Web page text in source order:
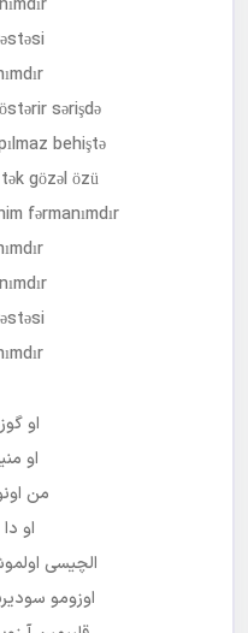
sərişdə
behiştə
gözəl özü
fərmanımdır
او
او
من
او
الچیسی
اوزومو